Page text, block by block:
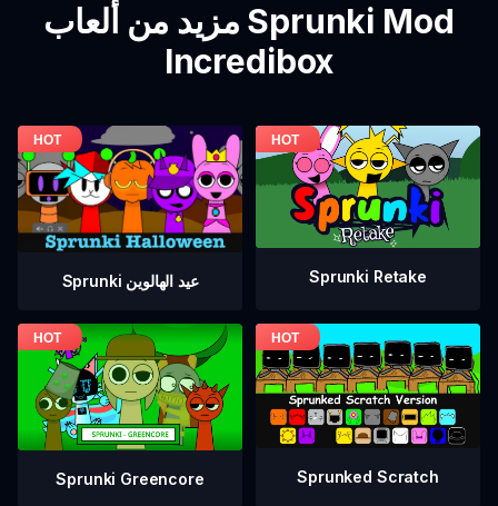
مزيد من ألعاب Sprunki Mod
Incredibox
Sprunki عيد الهالوين Sprunki Retake
Sprunki Greencore Sprunked Scratch